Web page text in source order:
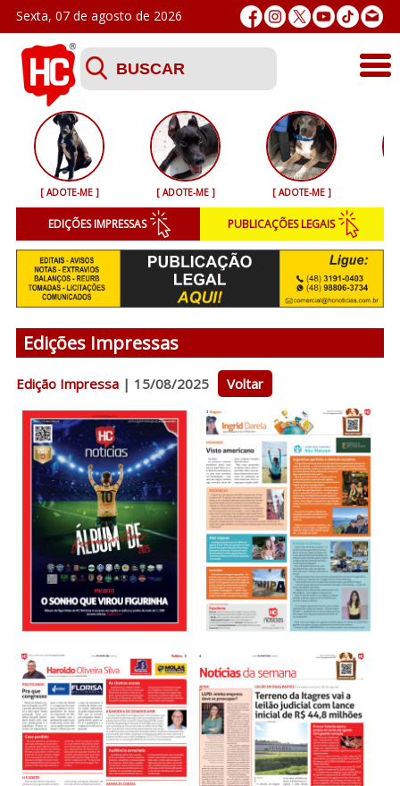
Sexta, 07 de agosto de 2026
Últimas
Esporte
Segurança
Geral
Variedades
Colunistas
Podcasts
Sobre o HC
[ ADOTE-ME ] [ ADOTE-ME ] [ ADOTE-ME ]
EDIÇÕES IMPRESSAS PUBLICAÇÕES LEGAIS
Edições Impressas
Edição Impressa| 15/08/2025 Voltar